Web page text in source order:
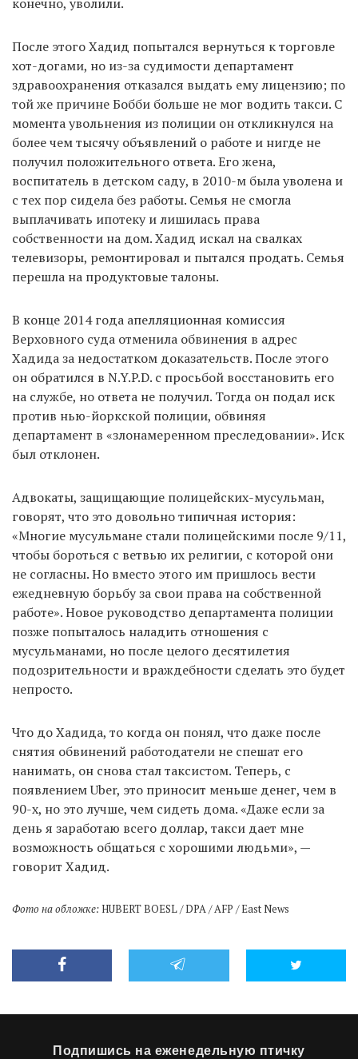
конечно, уволили.
После этого Хадид попытался вернуться к торговле
хот-догами, но из-за судимости департамент
здравоохранения отказался выдать ему лицензию; по
той же причине Бобби больше не мог водить такси. С
момента увольнения из полиции он откликнулся на
более чем тысячу объявлений о работе и нигде не
получил положительного ответа. Его жена,
воспитатель в детском саду, в 2010-м была уволена и
с тех пор сидела без работы. Семья не смогла
выплачивать ипотеку и лишилась права
собственности на дом. Хадид искал на свалках
телевизоры, ремонтировал и пытался продать. Семья
перешла на продуктовые талоны.
В конце 2014 года апелляционная комиссия
Верховного суда отменила обвинения в адрес
Хадида за недостатком доказательств. После этого
он обратился в N.Y.P.D. с просьбой восстановить его
на службе, но ответа не получил. Тогда он подал иск
против нью-йоркской полиции, обвиняя
департамент в «злонамеренном преследовании». Иск
был отклонен.
Адвокаты, защищающие полицейских-мусульман,
говорят, что это довольно типичная история:
«Многие мусульмане стали полицейскими после 9/11,
чтобы бороться с ветвью их религии, с которой они
не согласны. Но вместо этого им пришлось вести
ежедневную борьбу за свои права на собственной
работе». Новое руководство департамента полиции
позже попыталось наладить отношения с
мусульманами, но после целого десятилетия
подозрительности и враждебности сделать это будет
непросто.
Что до Хадида, то когда он понял, что даже после
снятия обвинений работодатели не спешат его
нанимать, он снова стал таксистом. Теперь, с
появлением Uber, это приносит меньше денег, чем в
90-х, но это лучше, чем сидеть дома. «Даже если за
день я заработаю всего доллар, такси дает мне
возможность общаться с хорошими людьми», —
говорит Хадид.
Фото на обложке:HUBERT BOESL / DPA / AFP / East News
Подпишись на еженедельную птичку